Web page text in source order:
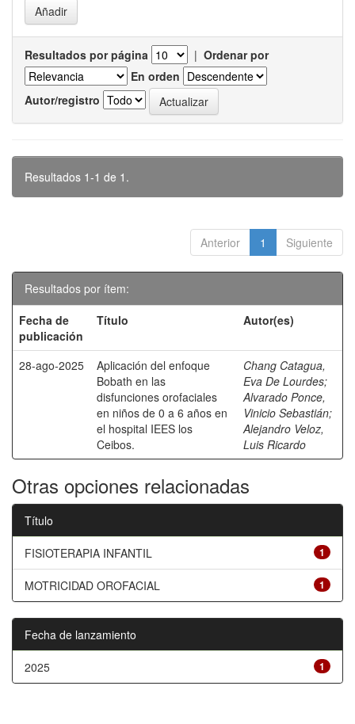
Resultados por página | Ordenar por
En orden
Autor/registro
Resultados 1-1 de 1.
Anterior 1 Siguiente
Resultados por ítem:
Fecha de
publicación
Título Autor(es)
28-ago-2025
Aplicación del enfoque
Bobath en las
disfunciones orofaciales
en niños de 0 a 6 años en
el hospital IEES los
Ceibos.
Chang Catagua,
Eva De Lourdes;
Alvarado Ponce,
Vinicio Sebastián;
Alejandro Veloz,
Luis Ricardo
Otras opciones relacionadas
Título
1
FISIOTERAPIA INFANTIL
1
MOTRICIDAD OROFACIAL
Fecha de lanzamiento
1
2025